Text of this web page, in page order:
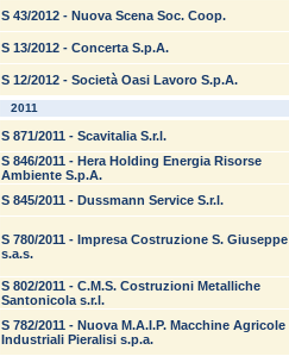
S 43/2012 - Nuova Scena Soc. Coop.
S 13/2012 - Concerta S.p.A.
S 12/2012 - Società Oasi Lavoro S.p.A.
2011
S 871/2011 - Scavitalia S.r.l.
S 846/2011 - Hera Holding Energia Risorse
Ambiente S.p.A.
S 845/2011 - Dussmann Service S.r.l.
S 780/2011 - Impresa Costruzione S. Giuseppe
s.a.s.
S 802/2011 - C.M.S. Costruzioni Metalliche
Santonicola s.r.l.
S 782/2011 - Nuova M.A.I.P. Macchine Agricole
Industriali Pieralisi s.p.a.